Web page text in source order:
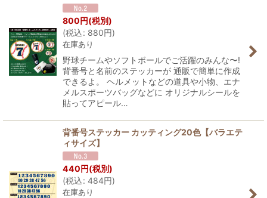
800円(税別)
(税込: 880円)
在庫あり
野球チームやソフトボールでご活躍のみんな〜!
背番号と名前のステッカーが 通販で簡単に作成
できるよ。 ヘルメットなどの道具や小物、エナ
メルスポーツバッグなどに オリジナルシールを
貼ってアピール…
背番号ステッカー カッティング20色【バラエテ
ィサイズ】
440円(税別)
(税込: 484円)
在庫あり